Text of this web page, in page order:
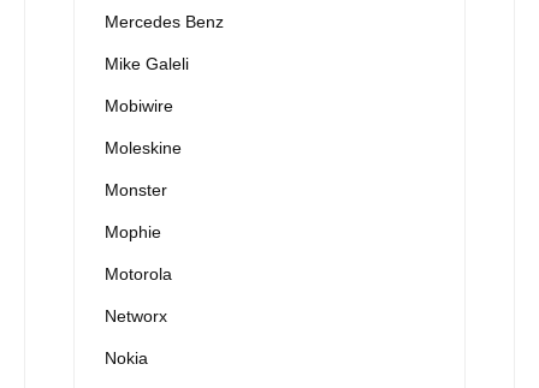
Mercedes Benz
Mike Galeli
Mobiwire
Moleskine
Monster
Mophie
Motorola
Networx
Nokia